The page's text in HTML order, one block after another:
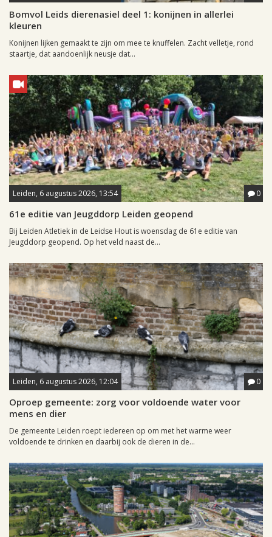
Bomvol Leids dierenasiel deel 1: konijnen in allerlei
kleuren
Konijnen lijken gemaakt te zijn om mee te knuffelen. Zacht velletje, rond
staartje, dat aandoenlijk neusje dat...
Leiden, 6 augustus 2026, 13:54 0
61e editie van Jeugddorp Leiden geopend
Bij Leiden Atletiek in de Leidse Hout is woensdag de 61e editie van
Jeugddorp geopend. Op het veld naast de...
Leiden, 6 augustus 2026, 12:04 0
Oproep gemeente: zorg voor voldoende water voor
mens en dier
De gemeente Leiden roept iedereen op om met het warme weer
voldoende te drinken en daarbij ook de dieren in de...